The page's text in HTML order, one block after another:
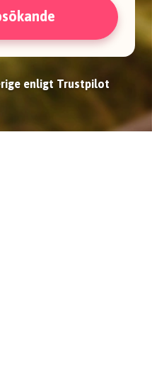
enligt Trustpilot